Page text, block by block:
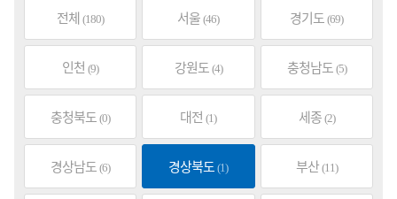
전체 (180) 서울 (46) 경기도 (69)
인천 (9) 강원도 (4) 충청남도 (5)
충청북도 (0) 대전 (1) 세종 (2)
경상남도 (6) 경상북도 (1) 부산 (11)